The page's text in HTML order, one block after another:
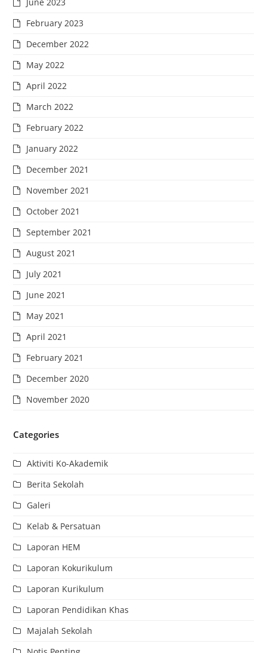
February 2023
December 2022
May 2022
April 2022
March 2022
February 2022
January 2022
December 2021
November 2021
October 2021
September 2021
August 2021
July 2021
June 2021
May 2021
April 2021
February 2021
December 2020
November 2020
Categories
Aktiviti Ko-Akademik
Berita Sekolah
Galeri
Kelab & Persatuan
Laporan HEM
Laporan Kokurikulum
Laporan Kurikulum
Laporan Pendidikan Khas
Majalah Sekolah